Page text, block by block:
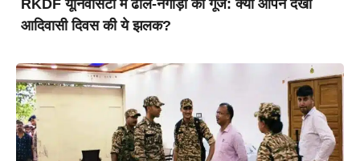
RKDF यूनिवर्सिटी में ढोल-नगाड़ों की गूंज: क्या आपने देखी
आदिवासी दिवस की ये झलक?